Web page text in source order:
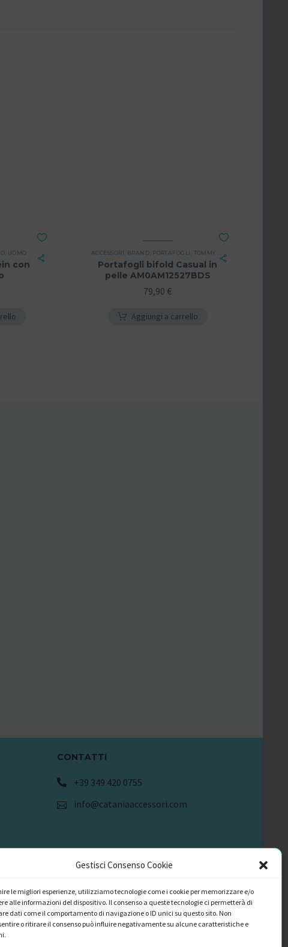
Gestisci Consenso Cookie
le migliori esperienze, utilizziamo tecnologie come i cookie per memorizzare e/o
alle informazioni del dispositivo. Il consenso a queste tecnologie ci permetterà di
dati come il comportamento di navigazione o ID unici su questo sito. Non
o ritirare il consenso può influire negativamente su alcune caratteristiche e
UOMO
con
ACCESSORI BRAND PORTAFOGLI TOMMY HILFIGER
Portafogli bifold Casual in
pelle AM0AM12527BDS
79,90 €
Aggiungi a carrello
CONTATTI
+39 349 420 0755
info@cataniaaccessori.com